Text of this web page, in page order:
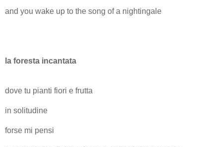
and you wake up to the song of a nightingale
la foresta incantata
dove tu pianti fiori e frutta
in solitudine
forse mi pensi